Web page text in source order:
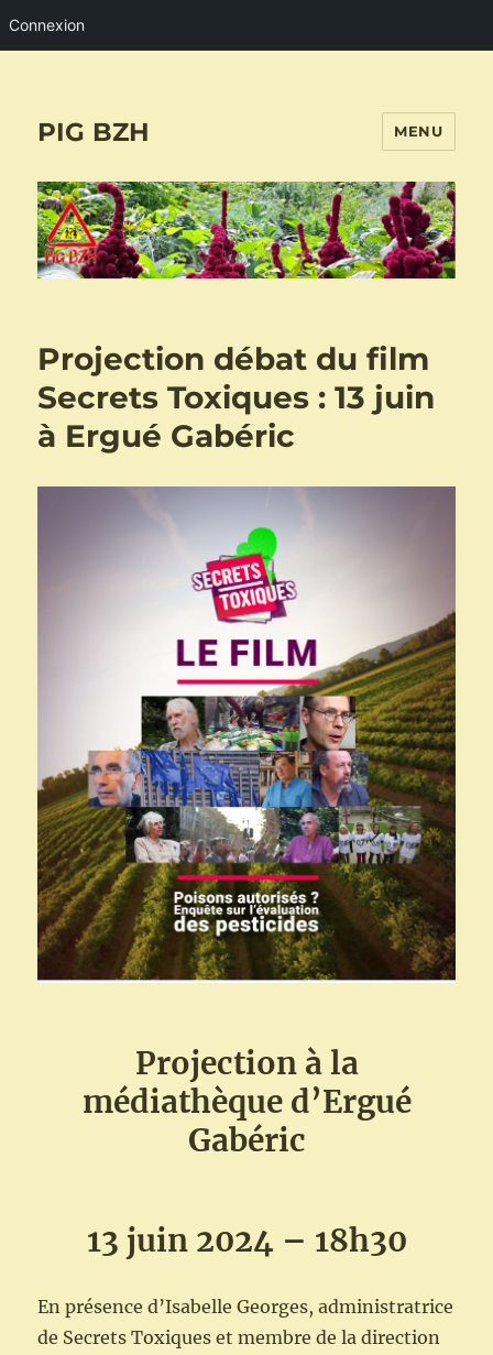
Connexion
PIG BZH MENU
Projection débat du film
Secrets Toxiques : 13 juin
à Ergué Gabéric
Projection à la
médiathèque d’Ergué
Gabéric
13 juin 2024 – 18h30
En présence d’Isabelle Georges, administratrice
de Secrets Toxiques et membre de la direction